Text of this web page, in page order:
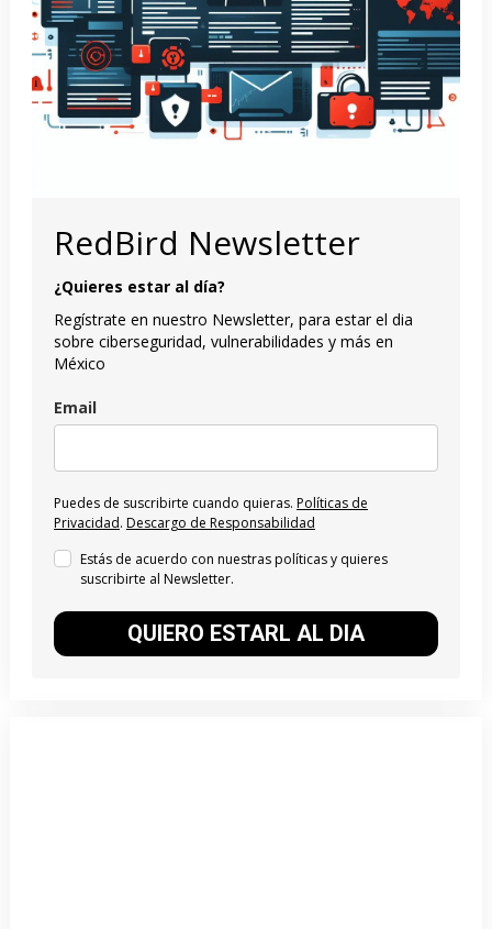
RedBird Newsletter
¿Quieres estar al día?
Regístrate en nuestro Newsletter, para estar el dia
sobre ciberseguridad, vulnerabilidades y más en
México
Email
Puedes de suscribirte cuando quieras. Políticas de
Privacidad. Descargo de Responsabilidad
Estás de acuerdo con nuestras políticas y quieres
suscribirte al Newsletter.
QUIERO ESTARL AL DIA